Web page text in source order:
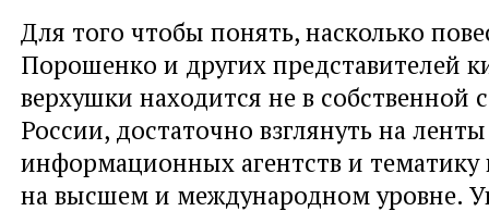
Для того чтобы понять, насколько
Порошенко и других представителей
верхушки находится не в собственной
России, достаточно взглянуть на ленты
информационных агентств и
на высшем и международном уровне.